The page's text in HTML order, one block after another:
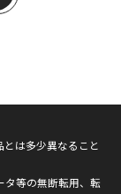
は多少異なること
等の無断転用、転